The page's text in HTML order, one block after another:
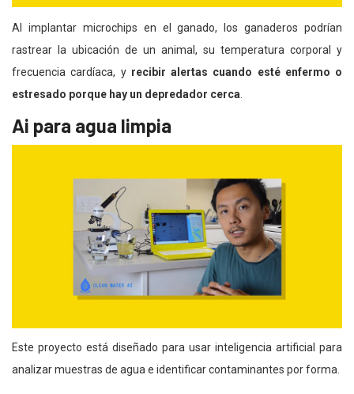
Al implantar microchips en el ganado, los ganaderos podrían
rastrear la ubicación de un animal, su temperatura corporal y
frecuencia cardíaca, y recibir alertas cuando esté enfermo o
estresado porque hay un depredador cerca
Ai para agua limpia
Este proyecto está diseñado para usar inteligencia artificial para
analizar muestras de agua e identificar contaminantes por forma.